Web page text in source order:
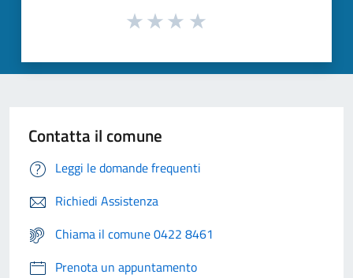
Contatta il comune
Leggi le domande frequenti
Richiedi Assistenza
Chiama il comune 0422 8461
Prenota un appuntamento